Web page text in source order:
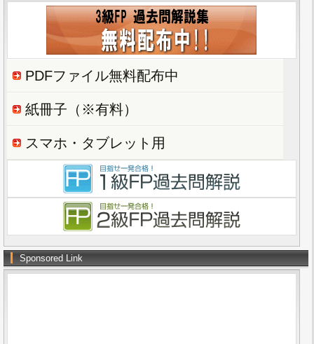
PDFファイル無料配布中
紙冊子（※有料）
スマホ・タブレット用
Sponsored Link